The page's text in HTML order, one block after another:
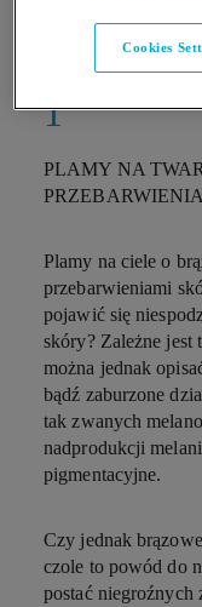
PLAMY NA
Plamy na ciele o
przebarwieniami
pojawić się
skóry? Zależne jest
można jednak
bądź zaburzone
tak zwanych
nadprodukcji
pigmentacyjne.
Czy jednak
czole to powód do
postać niegroźnych
Cookies